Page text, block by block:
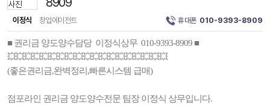
이정식 창업에이전트 휴대폰 010-9393-8909
■ 권리금 양도양수담당 이정식상무 010-9393-8909 ■
💥💥💥💥💥💥💥💥💥💥💥💥💥💥💥💥💥💥💥
(좋은권리금,완벽정리,빠른시스템 급매)
점포라인 권리금 양도양수전문 팀장 이정식 상무입니다.